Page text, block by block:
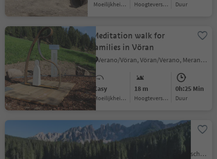
Moeilijkheidsgraad Hoogteverschil Duur
Meditation walk for
families in Vöran
Verano/Vöran, Vöran/Verano, Meran/Merano and environs
Easy
Moeilijkheidsgraad
18 m
Hoogteverschil
0h:25 Min
Duur
Short round at Lake
Carezza
Nova Levante/Welschnofen, Welschnofen/Nova Levante, Dolomites Region Eggental